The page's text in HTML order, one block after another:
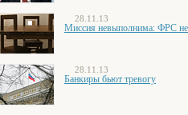
28.11.13
Миссия невыполнима: ФРС не
28.11.13
Банкиры бьют тревогу